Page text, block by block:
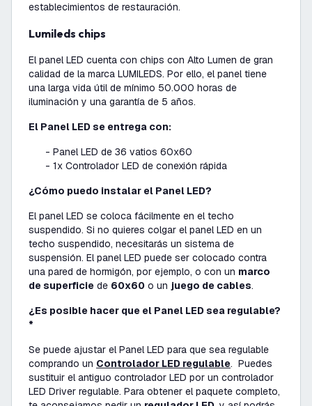
establecimientos de restauración.
Lumileds chips
El panel LED cuenta con chips con Alto Lumen de gran
calidad de la marca LUMILEDS. Por ello, el panel tiene
una larga vida útil de mínimo 50.000 horas de
iluminación y una garantía de 5 años.
El Panel LED se entrega con:
- Panel LED de 36 vatios 60x60
- 1x Controlador LED de conexión rápida
¿Cómo puedo instalar el Panel LED?
El panel LED se coloca fácilmente en el techo
suspendido. Si no quieres colgar el panel LED en un
techo suspendido, necesitarás un sistema de
suspensión. El panel LED puede ser colocado contra
una pared de hormigón, por ejemplo, o con un marco
de superficie de 60x60 o un juego de cables.
¿Es posible hacer que el Panel LED sea regulable?
*
Se puede ajustar el Panel LED para que sea regulable
comprando un Controlador LED regulable. Puedes
sustituir el antiguo controlador LED por un controlador
LED Driver regulable. Para obtener el paquete completo,